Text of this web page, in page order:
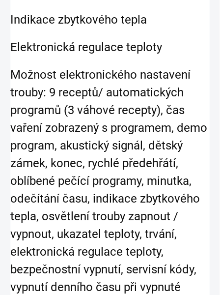
Indikace zbytkového tepla
Elektronická regulace teploty
Možnost elektronického nastavení
trouby: 9 receptů/ automatických
programů (3 váhové recepty), čas
vaření zobrazený s programem, demo
program, akustický signál, dětský
zámek, konec, rychlé předehřátí,
oblíbené pečící programy, minutka,
odečítání času, indikace zbytkového
tepla, osvětlení trouby zapnout /
vypnout, ukazatel teploty, trvání,
elektronická regulace teploty,
bezpečnostní vypnutí, servisní kódy,
vypnutí denního času při vypnuté